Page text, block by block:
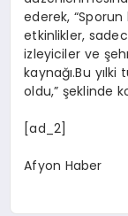
ederek,
etkinlikler,
izleyiciler ve
kaynağı.Bu
oldu,” şeklinde
[ad_2]
Afyon Haber